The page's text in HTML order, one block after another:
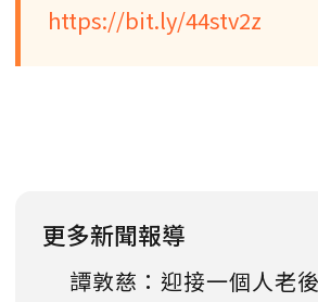
https://bit.ly/44stv2z
更多新聞報導
譚敦慈：迎接一個人老